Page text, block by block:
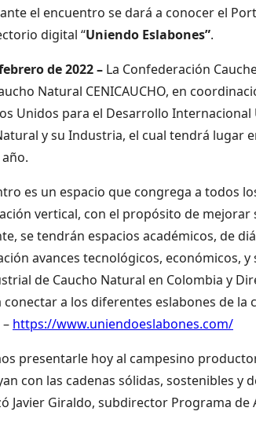
el encuentro se dará a conocer el
digital “Uniendo Eslabones”.
de 2022 – La Confederación
Natural CENICAUCHO, en
Unidos para el Desarrollo
y su Industria, el cual tendrá lugar
es un espacio que congrega a todos
vertical, con el propósito de
se tendrán espacios académicos, de
avances tecnológicos, económicos,
de Caucho Natural en Colombia y
a los diferentes eslabones de la
https://www.uniendoeslabones.com/
presentarle hoy al campesino
con las cadenas sólidas, sostenibles y
Javier Giraldo, subdirector Programa de